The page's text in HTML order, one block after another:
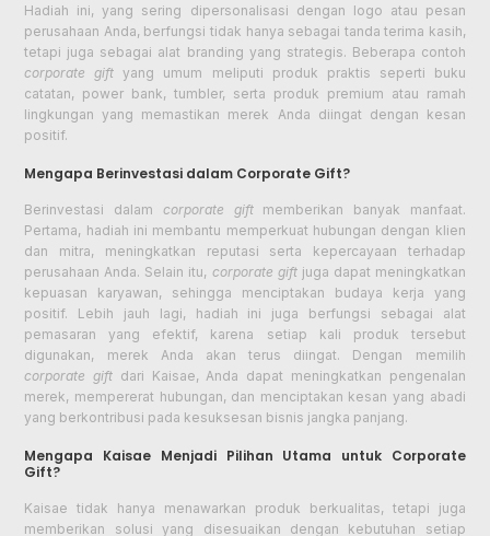
Hadiah ini, yang sering dipersonalisasi dengan logo atau pesan
perusahaan Anda, berfungsi tidak hanya sebagai tanda terima kasih,
tetapi juga sebagai alat branding yang strategis. Beberapa contoh
corporate gift yang umum meliputi produk praktis seperti buku
catatan, power bank, tumbler, serta produk premium atau ramah
lingkungan yang memastikan merek Anda diingat dengan kesan
positif.
Mengapa Berinvestasi dalam Corporate Gift?
Berinvestasi dalam corporate giftmemberikan banyak manfaat.
Pertama, hadiah ini membantu memperkuat hubungan dengan klien
dan mitra, meningkatkan reputasi serta kepercayaan terhadap
perusahaan Anda. Selain itu, corporate giftjuga dapat meningkatkan
kepuasan karyawan, sehingga menciptakan budaya kerja yang
positif. Lebih jauh lagi, hadiah ini juga berfungsi sebagai alat
pemasaran yang efektif, karena setiap kali produk tersebut
digunakan, merek Anda akan terus diingat. Dengan memilih
corporate gift dari Kaisae, Anda dapat meningkatkan pengenalan
merek, mempererat hubungan, dan menciptakan kesan yang abadi
yang berkontribusi pada kesuksesan bisnis jangka panjang.
Mengapa Kaisae Menjadi Pilihan Utama untuk Corporate
Gift?
Kaisae tidak hanya menawarkan produk berkualitas, tetapi juga
memberikan solusi yang disesuaikan dengan kebutuhan setiap